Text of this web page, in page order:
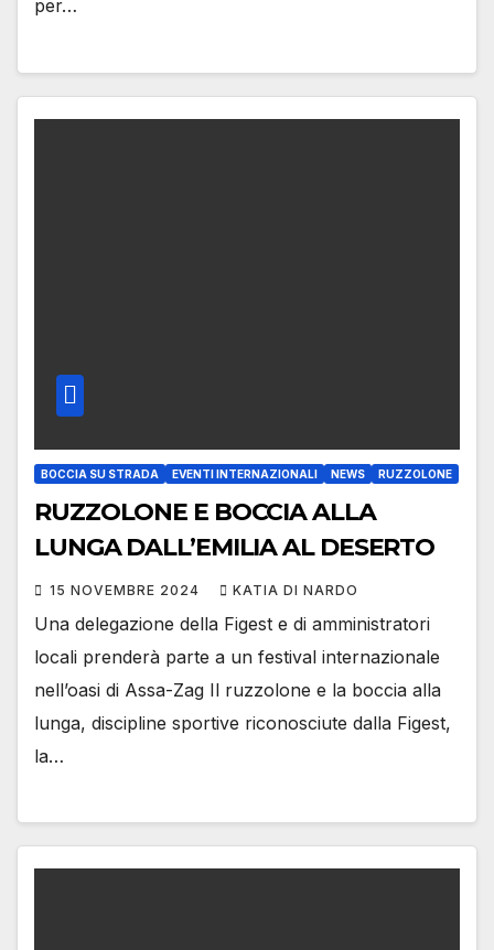
per…
BOCCIA SU STRADA EVENTI INTERNAZIONALI NEWS RUZZOLONE
RUZZOLONE E BOCCIA ALLA
LUNGA DALL’EMILIA AL DESERTO
15 NOVEMBRE 2024 KATIA DI NARDO
Una delegazione della Figest e di amministratori
locali prenderà parte a un festival internazionale
nell’oasi di Assa-Zag Il ruzzolone e la boccia alla
lunga, discipline sportive riconosciute dalla Figest,
la…